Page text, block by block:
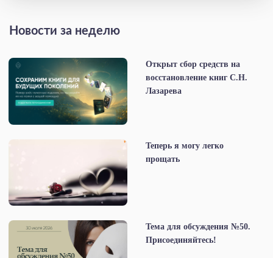
Новости за неделю
Открыт сбор средств на
восстановление книг С.Н.
Лазарева
Теперь я могу легко
прощать
Тема для обсуждения №50.
Присоединяйтесь!